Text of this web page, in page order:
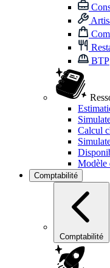
BTP
Calcul
Modèle
Comptabilité
Comptabilité